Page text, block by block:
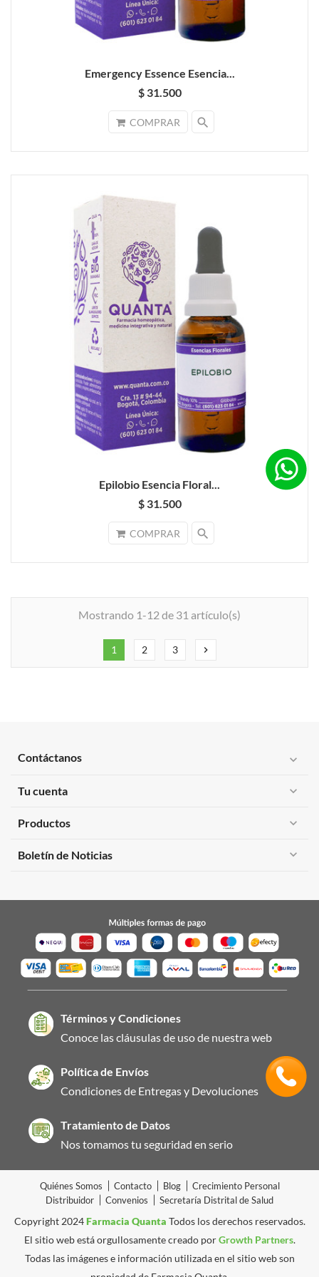
Emergency Essence Esencia...
$ 31.500
COMPRAR search
Epilobio Esencia Floral...
$ 31.500
COMPRAR search
Mostrando 1-12 de 31 artículo(s)
1 2 3 chevron_right
Contáctanos expand_more
Tu cuenta expand_more
Productos expand_more
Boletín de Noticias expand_more
Términos y Condiciones
Conoce las cláusulas de uso de nuestra web
Política de Envíos
Condiciones de Entregas y Devoluciones
Tratamiento de Datos
Nos tomamos tu seguridad en serio
Quiénes Somos Contacto Blog
Crecimiento Personal
Distribuidor
Convenios Secretaría Distrital de Salud
Copyright 2024Farmacia Quanta Todos los derechos reservados.
El sitio web está orgullosamente creado porGrowth Partners.
Todas las imágenes e información utilizada en el sitio web son